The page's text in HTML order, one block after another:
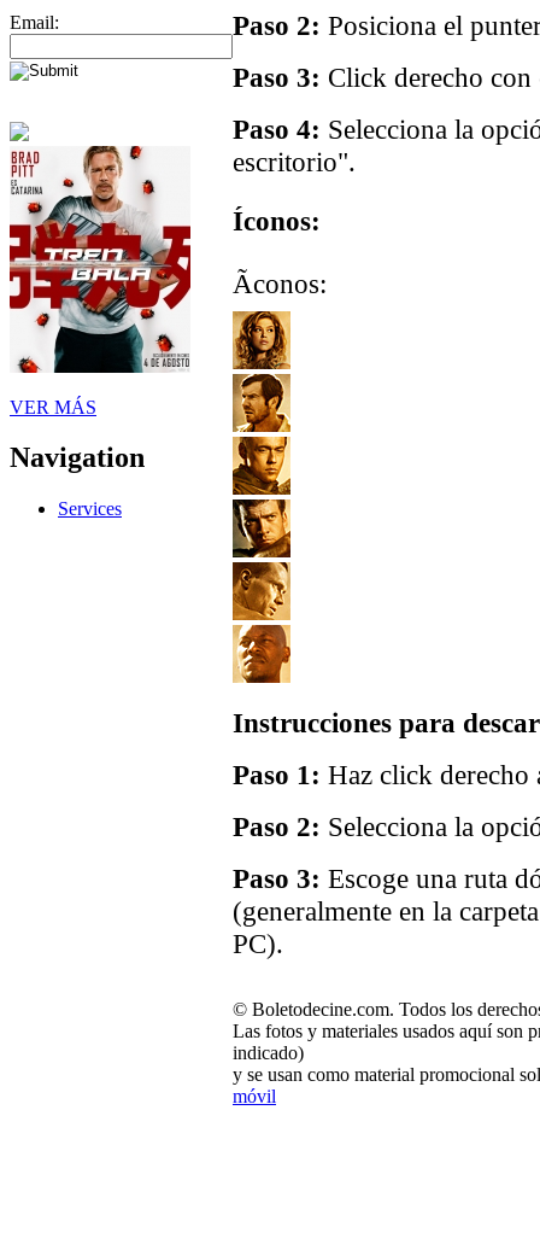
Email:
VER MÁS
Navigation
Services
Paso 2: Posiciona el
Paso 3: Click derecho con
Paso 4: Selecciona la
escritorio".
Íconos:
Ãconos:
Instrucciones para
Paso 1: Haz click derecho
Paso 2: Selecciona la
Paso 3: Escoge una ruta
(generalmente en la
PC).
© Boletodecine.com. Todos los
Las fotos y materiales usados aquí son
indicado)
y se usan como material promocional
móvil